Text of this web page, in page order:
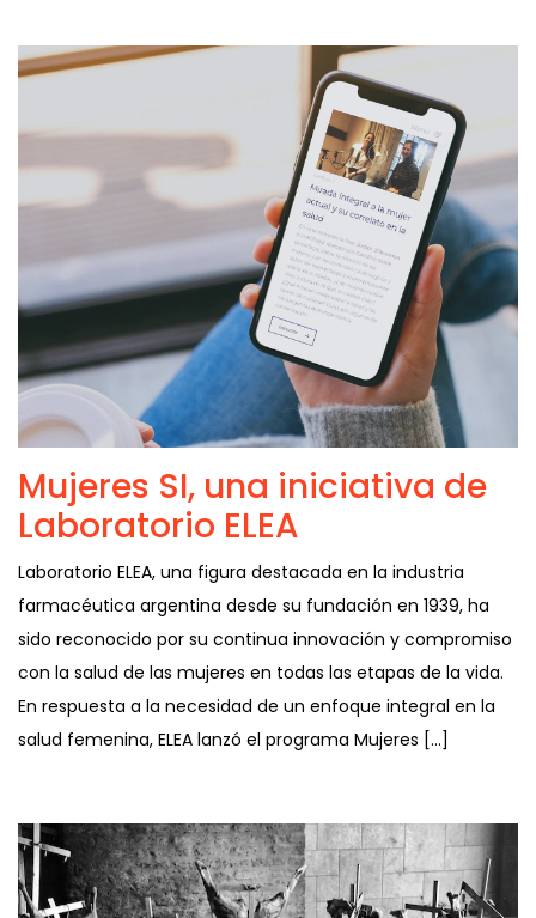
Mujeres SI, una iniciativa de
Laboratorio ELEA
Laboratorio ELEA, una figura destacada en la industria
farmacéutica argentina desde su fundación en 1939, ha
sido reconocido por su continua innovación y compromiso
con la salud de las mujeres en todas las etapas de la vida.
En respuesta a la necesidad de un enfoque integral en la
salud femenina, ELEA lanzó el programa Mujeres […]